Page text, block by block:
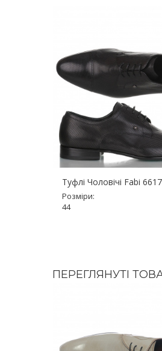
Туфлі Чоловічі Fabi
Розміри:
44
ПЕРЕГЛЯНУТІ